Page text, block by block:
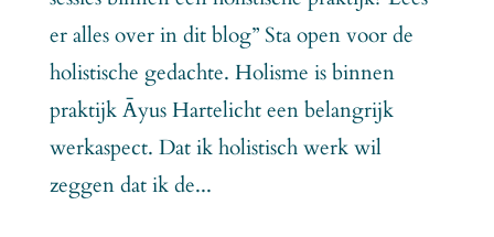
er alles over in dit blog” Sta open voor de
holistische gedachte. Holisme is binnen
praktijk Āyus Hartelicht een belangrijk
werkaspect. Dat ik holistisch werk wil
zeggen dat ik de...